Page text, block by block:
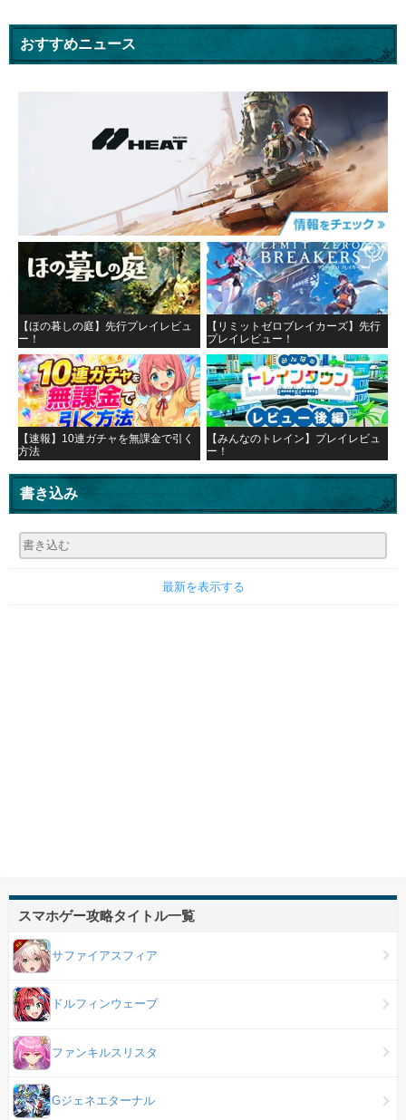
おすすめニュース
【ほの暮しの庭】先行プレイレビュ
ー！
【リミットゼロブレイカーズ】先行
プレイレビュー！
【速報】10連ガチャを無課金で引く
方法
【みんなのトレイン】プレイレビュ
ー！
書き込み
最新を表示する
スマホゲー攻略タイトル一覧
サファイアスフィア
ドルフィンウェーブ
ファンキルスリスタ
Gジェネエターナル